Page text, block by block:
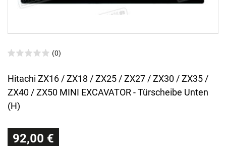
(0)
Hitachi ZX16 / ZX18 / ZX25 / ZX27 / ZX30 / ZX35 /
ZX40 / ZX50 MINI EXCAVATOR - Türscheibe Unten
(H)
92,00 €